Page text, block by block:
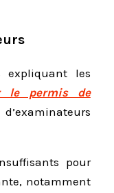
expliquant les
le permis de
pour
notamment